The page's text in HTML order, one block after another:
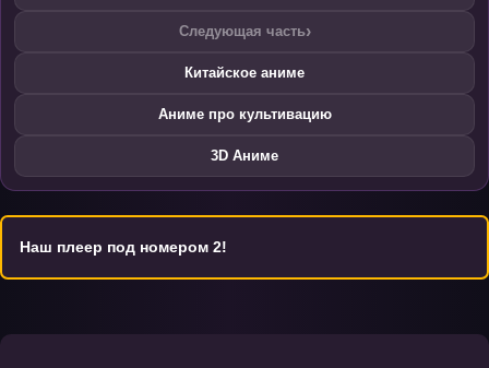
Следующая часть›
Китайское аниме
Аниме про культивацию
3D Аниме
Наш плеер под номером 2!